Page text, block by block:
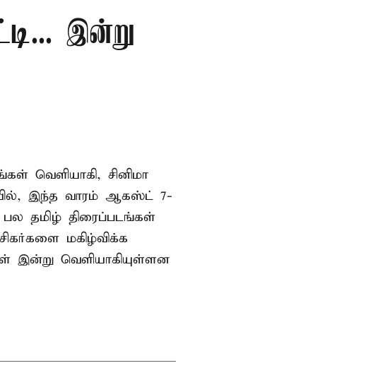
இன்று
வெளியாகி, சினிமா
இந்த வாரம் ஆகஸ்ட் 7-
பல தமிழ் திரைப்படங்கள்
மகிழ்விக்க
இன்று வெளியாகியுள்ளன